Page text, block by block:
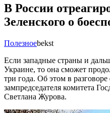
В России
Зеленского о
Полезноеbekst
Если западные страны и
Украине, то она сможет
три года. Об этом в разговоре
зампредседателя комитета
Светлана Журова.